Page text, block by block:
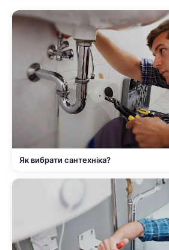
Як вибрати сантехніка?